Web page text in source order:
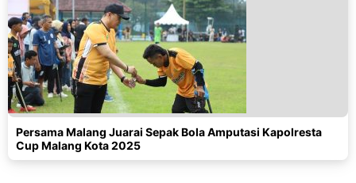
Persama Malang Juarai Sepak Bola Amputasi Kapolresta
Cup Malang Kota 2025